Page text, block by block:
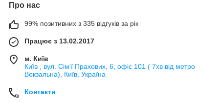
Про нас
99% позитивних з 335 відгуків за рік
Працює з 13.02.2017
м. Київ
Київ , вул. Сім'ї Прахових, 6, офіс 101 ( 7хв від метро
Вокзальна), Київ, Україна
Контакти